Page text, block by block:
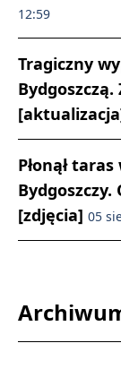
12:59
Tragiczny
Bydgoszczą.
Płonął
[zdjęcia] 05